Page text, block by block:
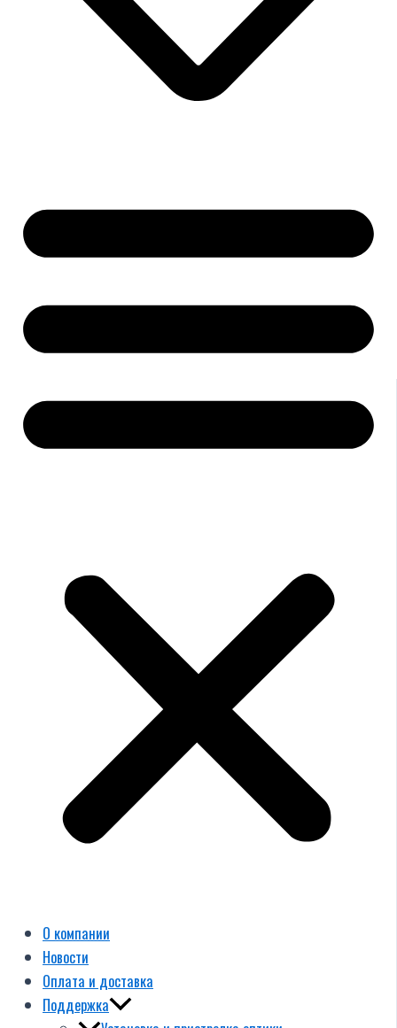
О компании
Новости
Оплата и доставка
Поддержка